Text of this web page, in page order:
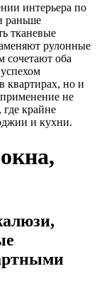
интерьера по
раньше
тканевые
рулонные
сочетают оба
квартирах, но и
не
крайне
и кухни.